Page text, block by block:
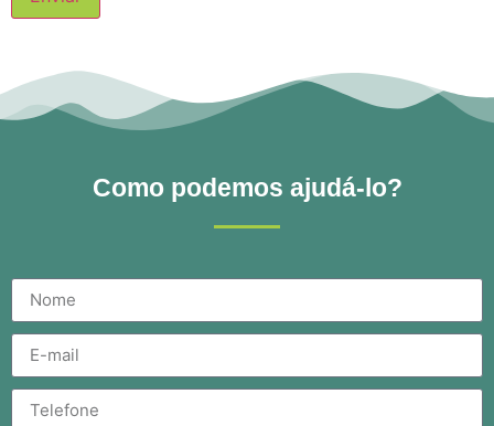
Como podemos ajudá-lo?